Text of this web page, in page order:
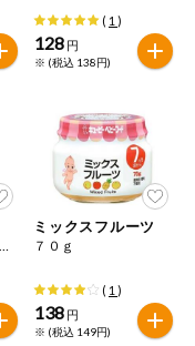
( 1 )
128 円
※ (税込 138円)
１６０ｇ（８０ｇ×２）
ミックスフルーツ
７０ｇ
( 1 )
138 円
※ (税込 149円)